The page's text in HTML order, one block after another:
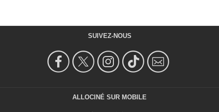
SUIVEZ-NOUS
ALLOCINÉ SUR MOBILE